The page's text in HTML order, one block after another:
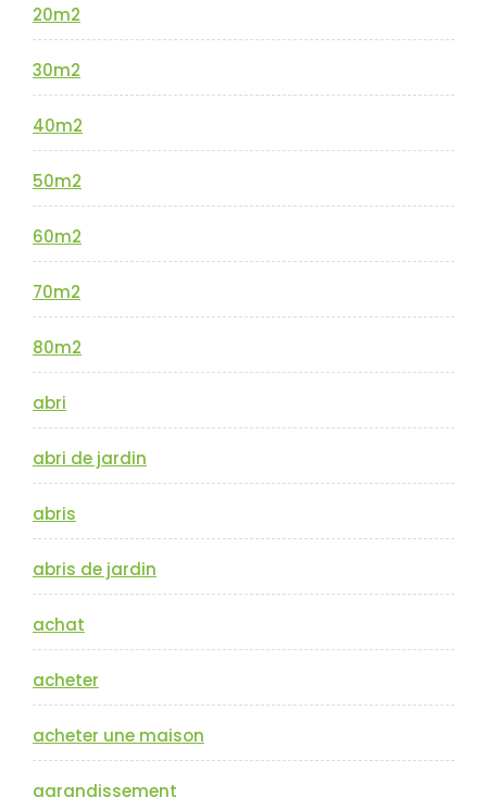
20m2
30m2
40m2
50m2
60m2
70m2
80m2
abri
abri de jardin
abris
abris de jardin
achat
acheter
acheter une maison
agrandissement